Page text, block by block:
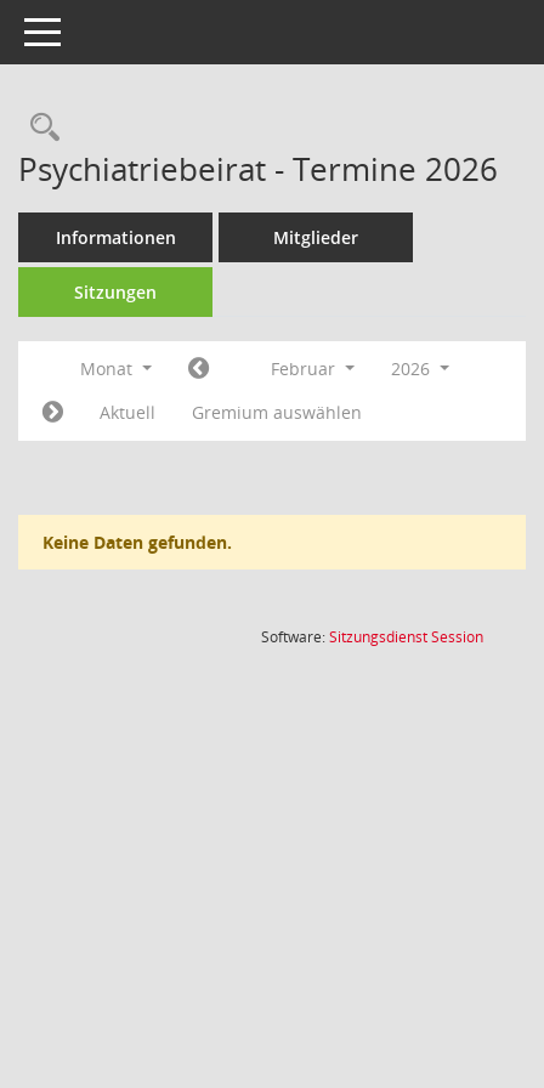
Toggle navigation
Rechercheauswahl
Psychiatriebeirat - Termine 2026
Informationen Mitglieder
Sitzungen
Monat Februar
2026
Aktuell
Gremium auswählen
Keine Daten gefunden.
Software:SitzungsdienstSession(Wird in